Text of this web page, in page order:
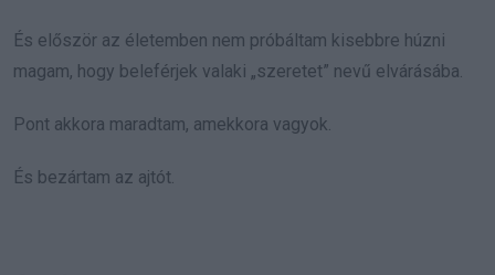
És először az életemben nem próbáltam kisebbre húzni
magam, hogy beleférjek valaki „szeretet” nevű elvárásába.
Pont akkora maradtam, amekkora vagyok.
És bezártam az ajtót.